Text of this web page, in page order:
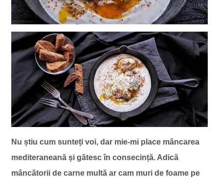
Nu știu cum sunteți voi, dar mie-mi place mâncarea
mediteraneană și gătesc în consecință. Adică
mâncătorii de carne multă ar cam muri de foame pe